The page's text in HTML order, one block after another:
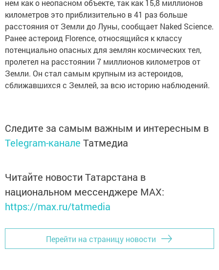
нем как о неопасном объекте, так как 15,8 миллионов
километров это приблизительно в 41 раз больше
расстояния от Земли до Луны, сообщает Naked Science.
Ранее астероид Florence, относящийся к классу
потенциально опасных для землян космических тел,
пролетел на расстоянии 7 миллионов километров от
Земли. Он стал самым крупным из астероидов,
сближавшихся с Землей, за всю историю наблюдений.
Следите за самым важным и интересным в
Telegram-канале Татмедиа
Читайте новости Татарстана в
национальном мессенджере MАХ:
https://max.ru/tatmedia
Перейти на страницу новости